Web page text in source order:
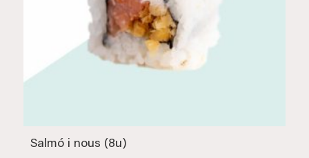
Salmó i nous (8u)